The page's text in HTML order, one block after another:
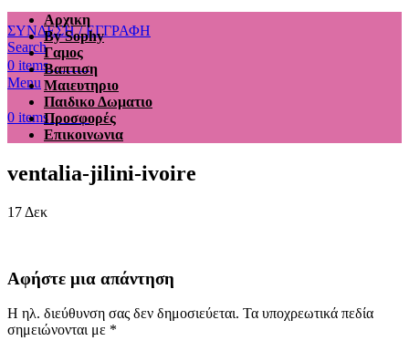
ΣΥΝΔΕΣΗ / ΕΓΓΡΑΦΗ
Search
0 items €0.00
Menu
0 items €0.00
Αρχικη
By Sophy
Γαμος
Βαπτιση
Μαιευτηριο
Παιδικο Δωματιο
Προσφορές
Επικοινωνια
ventalia-jilini-ivoire
17 Δεκ
Αφήστε μια απάντηση
Η ηλ. διεύθυνση σας δεν δημοσιεύεται. Τα υποχρεωτικά πεδία
σημειώνονται με *